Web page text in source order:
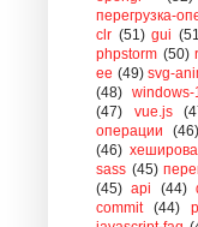
перегрузка-
clr (51) gui
phpstorm (50)
ee (49) svg-
(48) windows-
(47)
vue.js
операции
(46)
(46)
sass (45)
(45) api (44)
commit
(44)